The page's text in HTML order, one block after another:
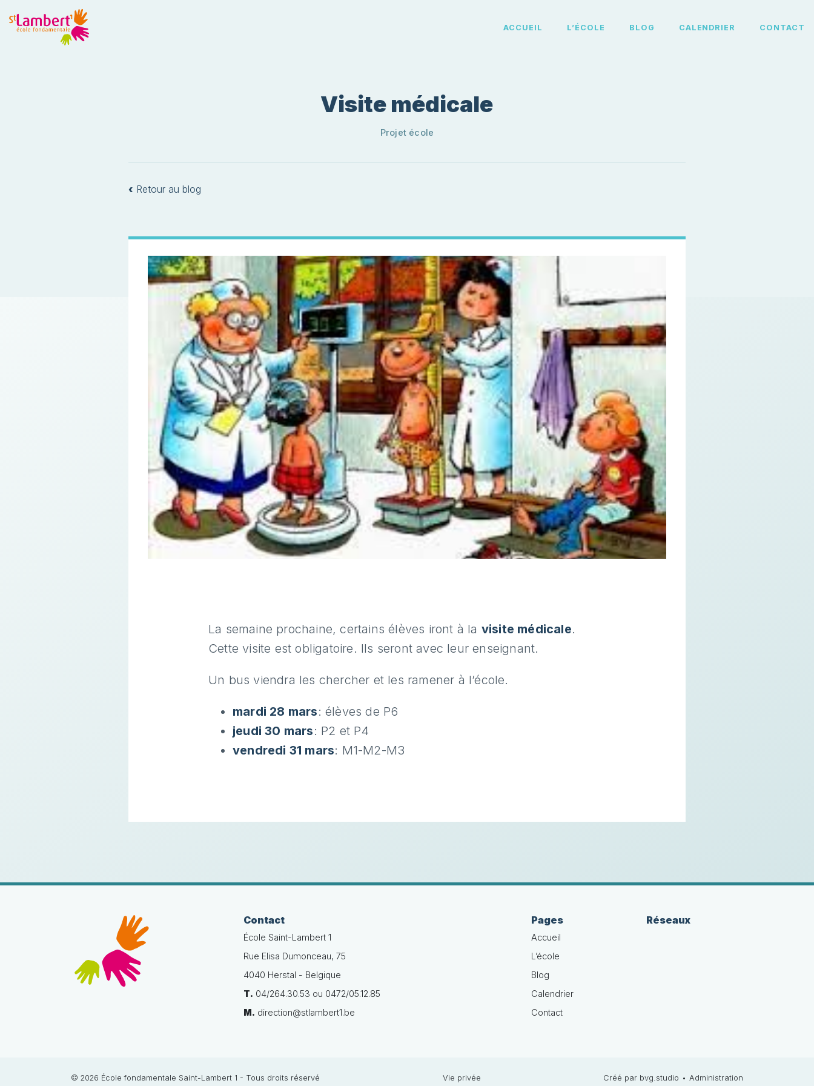
ACCUEIL L’ÉCOLE BLOG CALENDRIER CONTACT
Visite médicale
Projet école
‹ Retour au blog
La semaine prochaine, certains élèves iront à la visite médicale.
Cette visite est obligatoire. Ils seront avec leur enseignant.
Un bus viendra les chercher et les ramener à l’école.
mardi 28 mars: élèves de P6
jeudi 30 mars: P2 et P4
vendredi 31 mars: M1-M2-M3
Contact
École Saint-Lambert 1
Rue Elisa Dumonceau, 75
4040 Herstal - Belgique
T. 04/264.30.53 ou 0472/05.12.85
M. direction@stlambert1.be
Pages
Accueil
L’école
Blog
Calendrier
Contact
Réseaux
© 2026 École fondamentale Saint-Lambert 1 - Tous droits réservé Vie privée Créé par bvg.studio • Administration